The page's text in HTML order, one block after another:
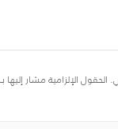
الحقول الإلزامية مشار إليها بـ